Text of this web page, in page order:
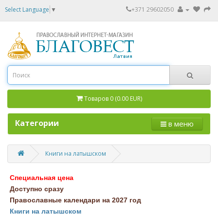
Select Language ▼ +371 29602050
Товаров 0 (0.00 EUR)
Категории в меню
Книги на латышском
Специальная цена
Доступно сразу
Православные календари на 2027 год
Книги на латышском